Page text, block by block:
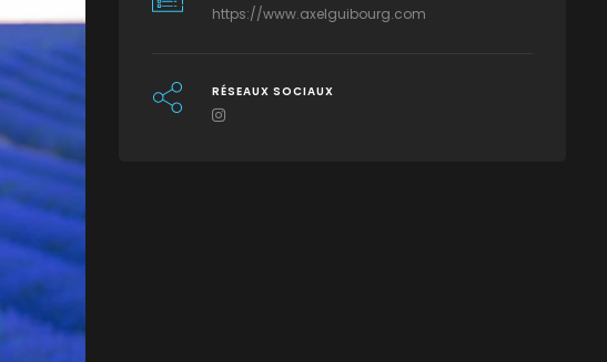
https://www.axelguibourg.com
RÉSEAUX SOCIAUX